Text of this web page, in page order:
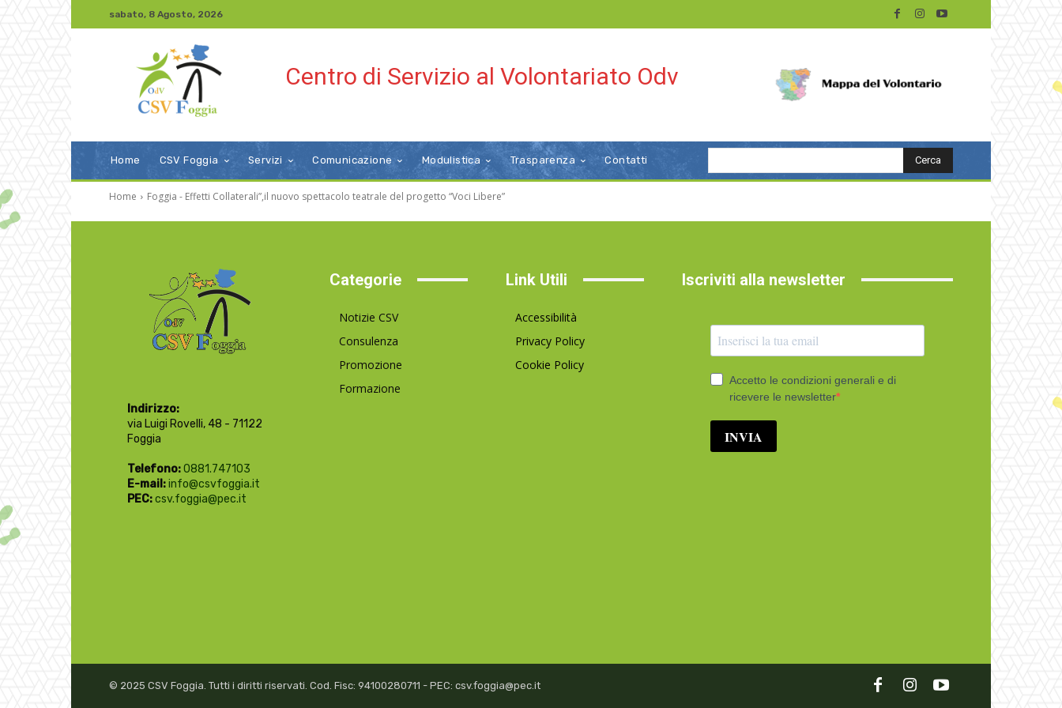
sabato, 8 Agosto, 2026
Centro di Servizio al Volontariato Odv
Home CSV Foggia Servizi Comunicazione Modulistica Trasparenza Contatti Cerca
Home Foggia - Effetti Collaterali”,il nuovo spettacolo teatrale del progetto “Voci Libere”
Indirizzo:
via Luigi Rovelli, 48 - 71122
Foggia
Telefono:0881.747103
E-mail:info@csvfoggia.it
PEC:csv.foggia@pec.it
Categorie
Notizie CSV
Consulenza
Promozione
Formazione
Link Utili
Accessibilità
Privacy Policy
Cookie Policy
Iscriviti alla newsletter
© 2025 CSV Foggia. Tutti i diritti riservati. Cod. Fisc: 94100280711 - PEC: csv.foggia@pec.it